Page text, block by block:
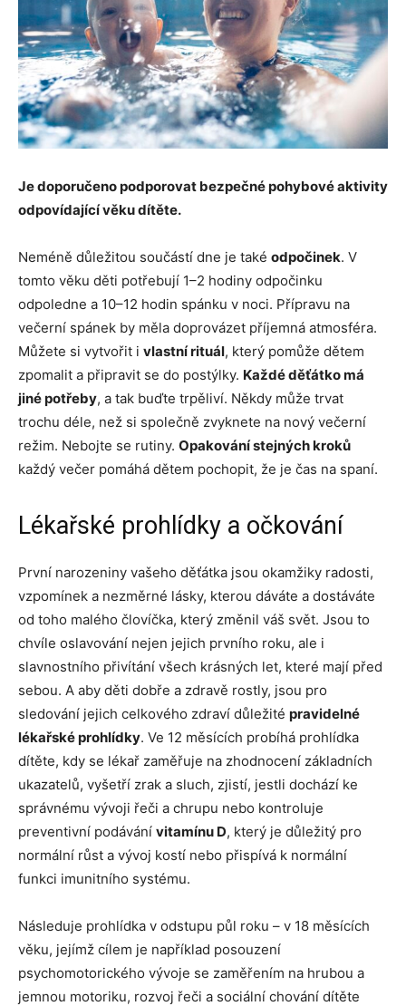
Je doporučeno podporovat bezpečné pohybové aktivity
odpovídající věku dítěte.
Neméně důležitou součástí dne je také odpočinek. V
tomto věku děti potřebují 1–2 hodiny odpočinku
odpoledne a 10–12 hodin spánku v noci. Přípravu na
večerní spánek by měla doprovázet příjemná atmosféra.
Můžete si vytvořit i vlastní rituál, který pomůže dětem
zpomalit a připravit se do postýlky. Každé děťátko má
jiné potřeby, a tak buďte trpěliví. Někdy může trvat
trochu déle, než si společně zvyknete na nový večerní
režim. Nebojte se rutiny. Opakování stejných kroků
každý večer pomáhá dětem pochopit, že je čas na spaní.
Lékařské prohlídky a očkování
První narozeniny vašeho děťátka jsou okamžiky radosti,
vzpomínek a nezměrné lásky, kterou dáváte a dostáváte
od toho malého človíčka, který změnil váš svět. Jsou to
chvíle oslavování nejen jejich prvního roku, ale i
slavnostního přivítání všech krásných let, které mají před
sebou. A aby děti dobře a zdravě rostly, jsou pro
sledování jejich celkového zdraví důležité pravidelné
lékařské prohlídky. Ve 12 měsících probíhá prohlídka
dítěte, kdy se lékař zaměřuje na zhodnocení základních
ukazatelů, vyšetří zrak a sluch, zjistí, jestli dochází ke
správnému vývoji řeči a chrupu nebo kontroluje
preventivní podávání vitamínu D, který je důležitý pro
normální růst a vývoj kostí nebo přispívá k normální
funkci imunitního systému.
Následuje prohlídka v odstupu půl roku – v 18 měsících
věku, jejímž cílem je například posouzení
psychomotorického vývoje se zaměřením na hrubou a
jemnou motoriku, rozvoj řeči a sociální chování dítěte